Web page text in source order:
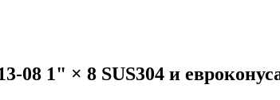
1" × 8 SUS304 и